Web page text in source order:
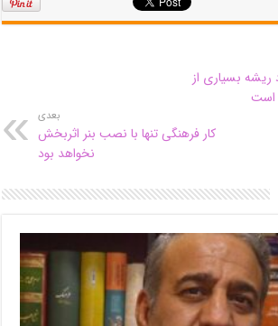
ریشه بسیاری از
است
بعدی
کار فرهنگی تنها با نصب بنر اثربخش
نخواهد بود